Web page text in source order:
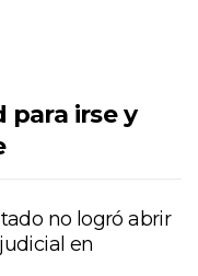
para irse y
no logró abrir
en